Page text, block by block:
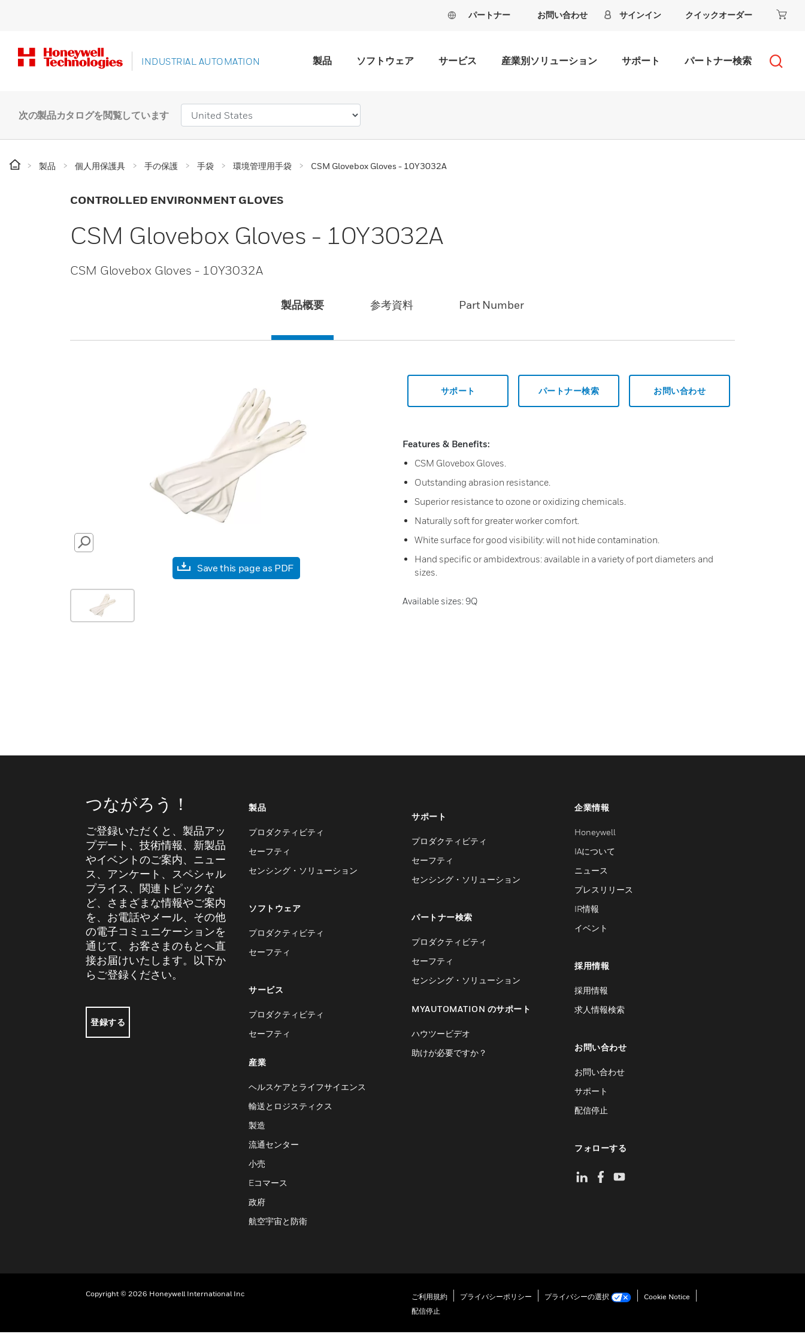
パートナー お問い合わせ サインイン クイックオーダー
INDUSTRIAL AUTOMATION 製品 ソフトウェア サービス 産業別ソリューション サポート パートナー検索
次の製品カタログを閲覧しています
製品 個人用保護具 手の保護 手袋 環境管理用手袋 CSM Glovebox Gloves - 10Y3032A
CONTROLLED ENVIRONMENT GLOVES
CSM Glovebox Gloves - 10Y3032A
CSM Glovebox Gloves - 10Y3032A
製品概要 参考資料 Part Number
SEARCH
Save this page as PDF
サポート パートナー検索 お問い合わせ
Features & Benefits:
CSM Glovebox Gloves.
Outstanding abrasion resistance.
Superior resistance to ozone or oxidizing chemicals.
Naturally soft for greater worker comfort.
White surface for good visibility: will not hide contamination.
Hand specific or ambidextrous: available in a variety of port diameters and
sizes.
Available sizes: 9Q
つながろう！
ご登録いただくと、製品アッ
プデート、技術情報、新製品
やイベントのご案内、ニュー
ス、アンケート、スペシャル
プライス、関連トピックな
ど、さまざまな情報やご案内
を、お電話やメール、その他
の電子コミュニケーションを
通じて、お客さまのもとへ直
接お届けいたします。以下か
らご登録ください。
登録する
製品
プロダクティビティ
セーフティ
センシング・ソリューション
ソフトウェア
プロダクティビティ
セーフティ
サービス
プロダクティビティ
セーフティ
産業
ヘルスケアとライフサイエンス
輸送とロジスティクス
製造
流通センター
小売
Eコマース
政府
航空宇宙と防衛
サポート
プロダクティビティ
セーフティ
センシング・ソリューション
パートナー検索
プロダクティビティ
セーフティ
センシング・ソリューション
MYAUTOMATION のサポート
ハウツービデオ
助けが必要ですか？
企業情報
Honeywell
IAについて
ニュース
プレスリリース
IR情報
イベント
採用情報
採用情報
求人情報検索
お問い合わせ
お問い合わせ
サポート
配信停止
フォローする
Copyright © 2026 Honeywell International Inc ご利用規約 プライバシーポリシー プライバシーの選択
Cookie Notice
配信停止